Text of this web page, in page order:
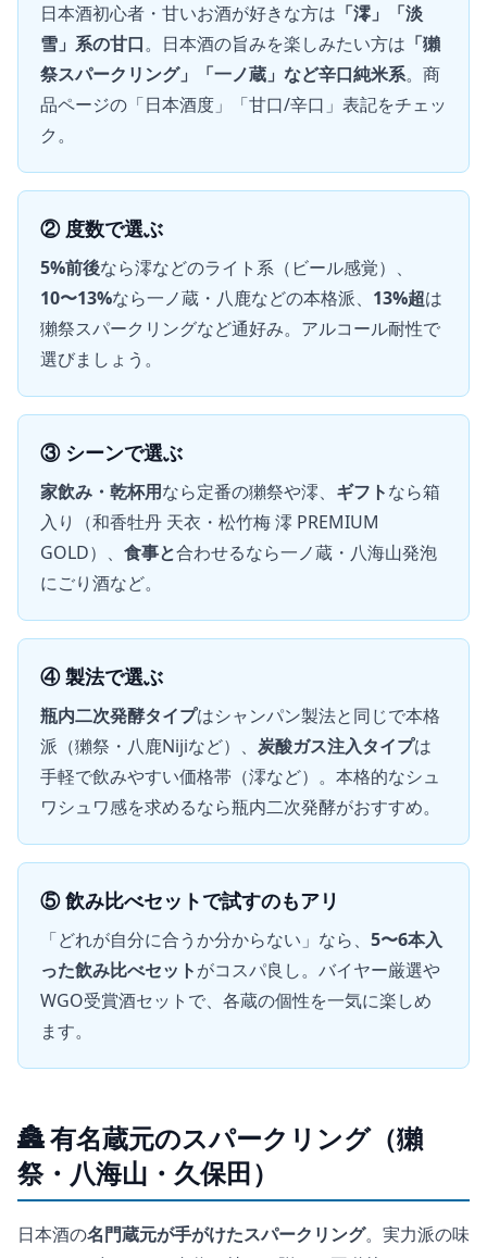
日本酒初心者・甘いお酒が好きな方は 「澪」「淡
雪」系の甘口。日本酒の旨みを楽しみたい方は 「獺
祭スパークリング」「一ノ蔵」など辛口純米系。商
品ページの「日本酒度」「甘口/辛口」表記をチェッ
ク。
② 度数で選ぶ
5%前後なら澪などのライト系（ビール感覚）、
10〜13%なら一ノ蔵・八鹿などの本格派、 13%超は
獺祭スパークリングなど通好み。アルコール耐性で
選びましょう。
③ シーンで選ぶ
家飲み・乾杯用なら定番の獺祭や澪、 ギフトなら箱
入り（和香牡丹 天衣・松竹梅 澪 PREMIUM
GOLD）、 食事と合わせるなら一ノ蔵・八海山発泡
にごり酒など。
④ 製法で選ぶ
瓶内二次発酵タイプはシャンパン製法と同じで本格
派（獺祭・八鹿Nijiなど）、 炭酸ガス注入タイプは
手軽で飲みやすい価格帯（澪など）。本格的なシュ
ワシュワ感を求めるなら瓶内二次発酵がおすすめ。
⑤ 飲み比べセットで試すのもアリ
「どれが自分に合うか分からない」なら、 5〜6本入
った飲み比べセットがコスパ良し。バイヤー厳選や
WGO受賞酒セットで、各蔵の個性を一気に楽しめ
ます。
🏯 有名蔵元のスパークリング（獺
祭・八海山・久保田）
日本酒の名門蔵元が手がけたスパークリング。実力派の味